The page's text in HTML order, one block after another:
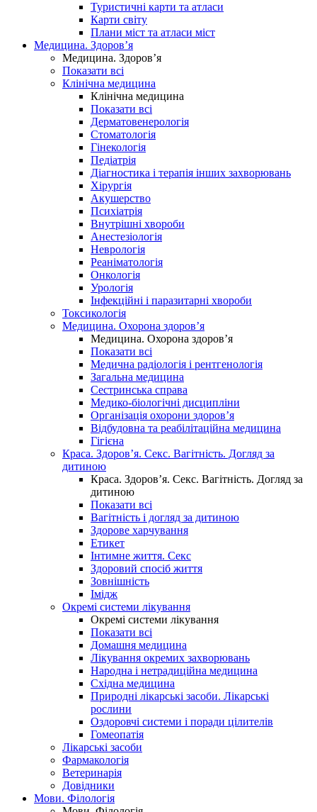
Туристичні карти та атласи
Карти світу
Плани міст та атласи міст
Медицина. Здоров’я
Медицина. Здоров’я
Показати всі
Клінічна медицина
Клінічна медицина
Показати всі
Дерматовенерологія
Стоматологія
Гінекологія
Педіатрія
Діагностика і терапія інших захворювань
Хірургія
Акушерство
Психіатрія
Внутрішні хвороби
Анестезіологія
Неврологія
Реаніматологія
Онкологія
Урологія
Інфекційні і паразитарні хвороби
Токсикологія
Медицина. Охорона здоров’я
Медицина. Охорона здоров’я
Показати всі
Медична радіологія і рентгенологія
Загальна медицина
Сестринська справа
Медико-біологічні дисципліни
Організація охорони здоров’я
Відбудовна та реабілітаційна медицина
Гігієна
Краса. Здоров’я. Секс. Вагітність. Догляд за
дитиною
Краса. Здоров’я. Секс. Вагітність. Догляд за
дитиною
Показати всі
Вагітність і догляд за дитиною
Здорове харчування
Етикет
Інтимне життя. Секс
Здоровий спосіб життя
Зовнішність
Імідж
Окремі системи лікування
Окремі системи лікування
Показати всі
Домашня медицина
Лікування окремих захворювань
Народна і нетрадиційна медицина
Східна медицина
Природні лікарські засоби. Лікарські
рослини
Оздоровчі системи і поради цілителів
Гомеопатія
Лікарські засоби
Фармакологія
Ветеринарія
Довідники
Мови. Філологія